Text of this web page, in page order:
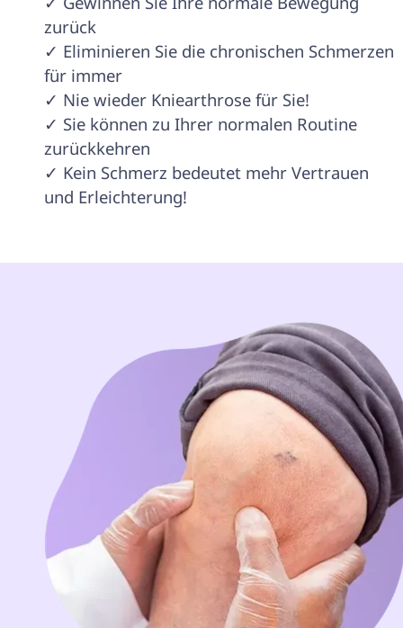
zurück
✓ Eliminieren Sie die chronischen Schmerzen
für immer
✓ Nie wieder Kniearthrose für Sie!
✓ Sie können zu Ihrer normalen Routine
zurückkehren
✓ Kein Schmerz bedeutet mehr Vertrauen
und Erleichterung!